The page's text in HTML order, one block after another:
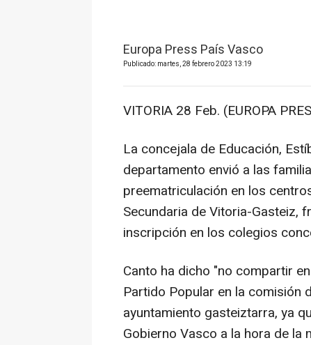
Europa Press País Vasco
Publicado: martes, 28 febrero 2023 13:19
VITORIA 28 Feb. (EUROPA
La concejala de Educación,
departamento envió a las
preematriculación en los
Secundaria de Vitoria-Gasteiz,
inscripción en los colegios
Canto ha dicho "no compartir
Partido Popular en la comisión
ayuntamiento gasteiztarra, ya
Gobierno Vasco a la hora de la